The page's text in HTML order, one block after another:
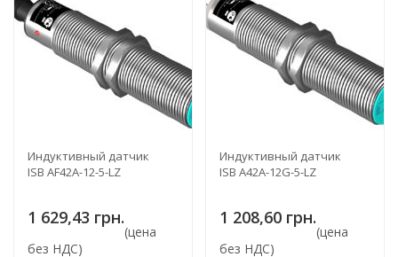
Индуктивный датчик
ISB AF42A-12-5-LZ
1 629,43 грн.
(цена
без НДС)
Индуктивный датчик
ISB A42A-12G-5-LZ
1 208,60 грн.
(цена
без НДС)